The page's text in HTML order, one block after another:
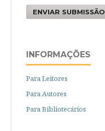
ENVIAR SUBMISSÃO
INFORMAÇÕES
Para Leitores
Para Autores
Para Bibliotecários